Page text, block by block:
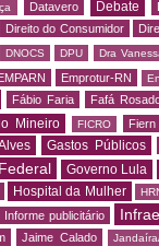
Datavero Debate
Direito do Consumidor
DNOCS DPU Dra
Emprotur-RN
Fábio Faria Fafá
Mineiro FICRO Fiern
Gastos Públicos
Governo Lula
Hospital da Mulher
Informe publicitário
Jaime Calado